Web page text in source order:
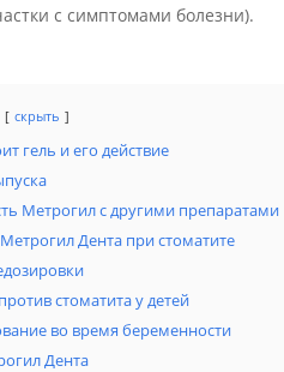
с симптомами болезни).
скрыть
гель и его действие
Метрогил с другими препаратами
Дента при стоматите
стоматита у детей
во время беременности
Дента